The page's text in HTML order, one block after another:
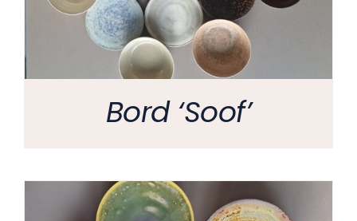
Bord ‘Soof’